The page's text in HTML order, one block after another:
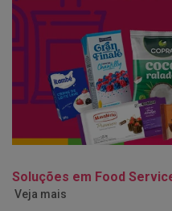
Soluções em Food
Veja mais